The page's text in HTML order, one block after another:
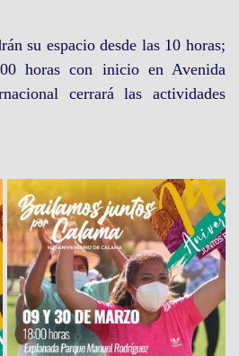
su espacio desde las 10 horas;
horas con inicio en Avenida
cerrará las actividades